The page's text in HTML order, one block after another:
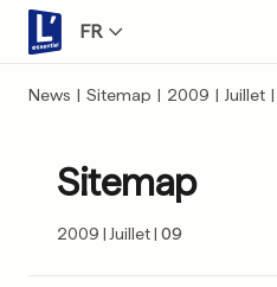
FR
News | Sitemap | 2009 | Juillet |
Sitemap
2009 Juillet 09